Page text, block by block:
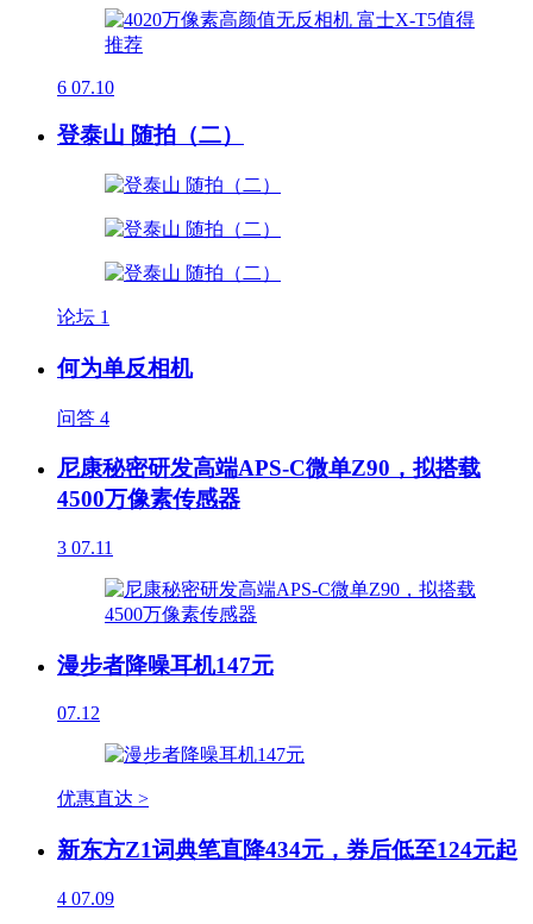
6 07.10
登泰山 随拍（二）
论坛 1
何为单反相机
问答 4
尼康秘密研发高端APS-C微单Z90，拟搭载
4500万像素传感器
3 07.11
漫步者降噪耳机147元
07.12
优惠直达 >
新东方Z1词典笔直降434元，券后低至124元起
4 07.09